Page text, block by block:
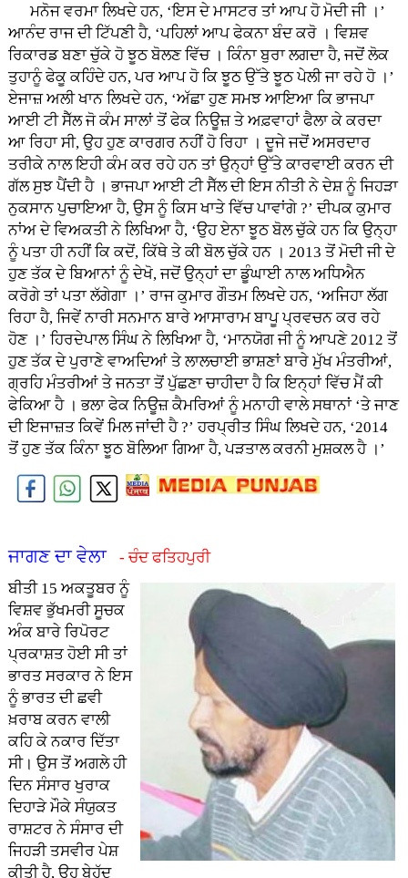
ਮਨੋਜ ਵਰਮਾ ਲਿਖਦੇ ਹਨ, ‘ਇਸ ਦੇ ਮਾਸਟਰ ਤਾਂ ਆਪ ਹੋ ਮੋਦੀ ਜੀ ।’
ਆਨੰਦ ਰਾਜ ਦੀ ਟਿੱਪਣੀ ਹੈ, ‘ਪਹਿਲਾਂ ਆਪ ਫੇਕਨਾ ਬੰਦ ਕਰੋ । ਵਿਸ਼ਵ
ਰਿਕਾਰਡ ਬਣਾ ਚੁੱਕੇ ਹੋ ਝੂਠ ਬੋਲਣ ਵਿੱਚ । ਕਿੰਨਾ ਬੁਰਾ ਲਗਦਾ ਹੈ, ਜਦੋਂ ਲੋਕ
ਤੁਹਾਨੂੰ ਫੇਕੂ ਕਹਿੰਦੇ ਹਨ, ਪਰ ਆਪ ਹੋ ਕਿ ਝੂਠ ਉੱਤੇ ਝੂਠ ਪੇਲੀ ਜਾ ਰਹੇ ਹੋ ।’
ਏਜਾਜ਼ ਅਲੀ ਖਾਨ ਲਿਖਦੇ ਹਨ, ‘ਅੱਛਾ ਹੁਣ ਸਮਝ ਆਇਆ ਕਿ ਭਾਜਪਾ
ਆਈ ਟੀ ਸੈੱਲ ਜੋ ਕੰਮ ਸਾਲਾਂ ਤੋਂ ਫੇਕ ਨਿਊਜ਼ ਤੇ ਅਫ਼ਵਾਹਾਂ ਫੈਲਾ ਕੇ ਕਰਦਾ
ਆ ਰਿਹਾ ਸੀ, ਉਹ ਹੁਣ ਕਾਰਗਰ ਨਹੀਂ ਹੋ ਰਿਹਾ । ਦੂਜੇ ਜਦੋਂ ਅਸਰਦਾਰ
ਤਰੀਕੇ ਨਾਲ ਇਹੀ ਕੰਮ ਕਰ ਰਹੇ ਹਨ ਤਾਂ ਉਨ੍ਹਾਂ ਉੱਤੇ ਕਾਰਵਾਈ ਕਰਨ ਦੀ
ਗੱਲ ਸੁਝ ਪੈਂਦੀ ਹੈ । ਭਾਜਪਾ ਆਈ ਟੀ ਸੈੱਲ ਦੀ ਇਸ ਨੀਤੀ ਨੇ ਦੇਸ਼ ਨੂੰ ਜਿਹੜਾ
ਨੁਕਸਾਨ ਪੁਚਾਇਆ ਹੈ, ਉਸ ਨੂੰ ਕਿਸ ਖਾਤੇ ਵਿੱਚ ਪਾਵਾਂਗੇ ?’ ਦੀਪਕ ਕੁਮਾਰ
ਨਾਂਅ ਦੇ ਵਿਅਕਤੀ ਨੇ ਲਿਖਿਆ ਹੈ, ‘ਉਹ ਏਨਾ ਝੂਠ ਬੋਲ ਚੁੱਕੇ ਹਨ ਕਿ ਉਨ੍ਹਾ
ਨੂੰ ਪਤਾ ਹੀ ਨਹੀਂ ਕਿ ਕਦੋਂ, ਕਿੱਥੇ ਤੇ ਕੀ ਬੋਲ ਚੁੱਕੇ ਹਨ । 2013 ਤੋਂ ਮੋਦੀ ਜੀ ਦੇ
ਹੁਣ ਤੱਕ ਦੇ ਬਿਆਨਾਂ ਨੂੰ ਦੇਖੋ, ਜਦੋਂ ਉਨ੍ਹਾਂ ਦਾ ਡੂੰਘਾਈ ਨਾਲ ਅਧਿਐਨ
ਕਰੋਗੇ ਤਾਂ ਪਤਾ ਲੱਗੇਗਾ ।’ ਰਾਜ ਕੁਮਾਰ ਗੌਤਮ ਲਿਖਦੇ ਹਨ, ‘ਅਜਿਹਾ ਲੱਗ
ਰਿਹਾ ਹੈ, ਜਿਵੇਂ ਨਾਰੀ ਸਨਮਾਨ ਬਾਰੇ ਆਸਾਰਾਮ ਬਾਪੂ ਪ੍ਰਵਚਨ ਕਰ ਰਹੇ
ਹੋਣ ।’ ਹਿਰਦੇਪਾਲ ਸਿੰਘ ਨੇ ਲਿਖਿਆ ਹੈ, ‘ਮਾਨਯੋਗ ਜੀ ਨੂੰ ਆਪਣੇ 2012 ਤੋਂ
ਹੁਣ ਤੱਕ ਦੇ ਪੁਰਾਣੇ ਵਾਅਦਿਆਂ ਤੇ ਲਾਲਚਾਈ ਭਾਸ਼ਣਾਂ ਬਾਰੇ ਮੁੱਖ ਮੰਤਰੀਆਂ,
ਗ੍ਰਹਿ ਮੰਤਰੀਆਂ ਤੇ ਜਨਤਾ ਤੋਂ ਪੁੱਛਣਾ ਚਾਹੀਦਾ ਹੈ ਕਿ ਇਨ੍ਹਾਂ ਵਿੱਚ ਮੈਂ ਕੀ
ਫੇਕਿਆ ਹੈ । ਭਲਾ ਫੇਕ ਨਿਊਜ਼ ਕੈਮਰਿਆਂ ਨੂੰ ਮਨਾਹੀ ਵਾਲੇ ਸਥਾਨਾਂ ‘ਤੇ ਜਾਣ
ਦੀ ਇਜਾਜ਼ਤ ਕਿਵੇਂ ਮਿਲ ਜਾਂਦੀ ਹੈ ?’ ਹਰਪ੍ਰੀਤ ਸਿੰਘ ਲਿਖਦੇ ਹਨ, ‘2014
ਤੋਂ ਹੁਣ ਤੱਕ ਕਿੰਨਾ ਝੂਠ ਬੋਲਿਆ ਗਿਆ ਹੈ, ਪੜਤਾਲ ਕਰਨੀ ਮੁਸ਼ਕਲ ਹੈ ।’
ਜਾਗਣ ਦਾ ਵੇਲਾ
- ਚੰਦ ਫਤਿਹਪੁਰੀ
ਬੀਤੀ 15 ਅਕਤੂਬਰ ਨੂੰ
ਵਿਸ਼ਵ ਭੁੱਖਮਰੀ ਸੂਚਕ
ਅੰਕ ਬਾਰੇ ਰਿਪੋਰਟ
ਪ੍ਰਕਾਸ਼ਤ ਹੋਈ ਸੀ ਤਾਂ
ਭਾਰਤ ਸਰਕਾਰ ਨੇ ਇਸ
ਨੂੰ ਭਾਰਤ ਦੀ ਛਵੀ
ਖ਼ਰਾਬ ਕਰਨ ਵਾਲੀ
ਕਹਿ ਕੇ ਨਕਾਰ ਦਿੱਤਾ
ਸੀ। ਉਸ ਤੋਂ ਅਗਲੇ ਹੀ
ਦਿਨ ਸੰਸਾਰ ਖੁਰਾਕ
ਦਿਹਾੜੇ ਮੌਕੇ ਸੰਯੁਕਤ
ਰਾਸ਼ਟਰ ਨੇ ਸੰਸਾਰ ਦੀ
ਜਿਹੜੀ ਤਸਵੀਰ ਪੇਸ਼
ਕੀਤੀ ਹੈ, ਉਹ ਬੇਹੱਦ